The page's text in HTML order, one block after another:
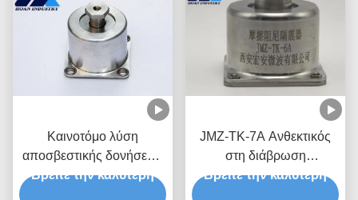
Καινοτόμο λύση
αποσβεστικής δονήσεως
JMZ-TK-6A
Βρείτε την καλύτερη
JMZ-TK-7A Ανθεκτικός
στη διάβρωση
απομονωτής
Βρείτε την καλύτερη